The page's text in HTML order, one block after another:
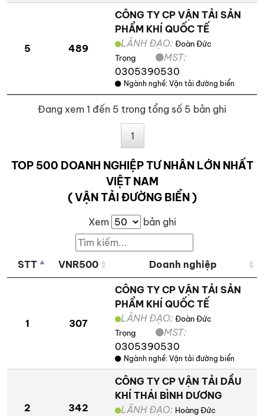
5 489
CÔNG TY CP VẬN TẢI SẢN
PHẨM KHÍ QUỐC TẾ
LÃNH ĐẠO: Đoàn Đức
Trọng
MST:
0305390530
Ngành nghề: Vận tải đường biển
Đang xem 1 đến 5 trong tổng số 5 bản ghi
1
TOP 500 DOANH NGHIỆP TƯ NHÂN LỚN NHẤT
VIỆT NAM
( VẬN TẢI ĐƯỜNG BIỂN )
Xem bản ghi
STT VNR500 Doanh nghiệp
1 307
CÔNG TY CP VẬN TẢI SẢN
PHẨM KHÍ QUỐC TẾ
LÃNH ĐẠO: Đoàn Đức
Trọng
MST:
0305390530
Ngành nghề: Vận tải đường biển
2 342
CÔNG TY CP VẬN TẢI DẦU
KHÍ THÁI BÌNH DƯƠNG
LÃNH ĐẠO: Hoàng Đức